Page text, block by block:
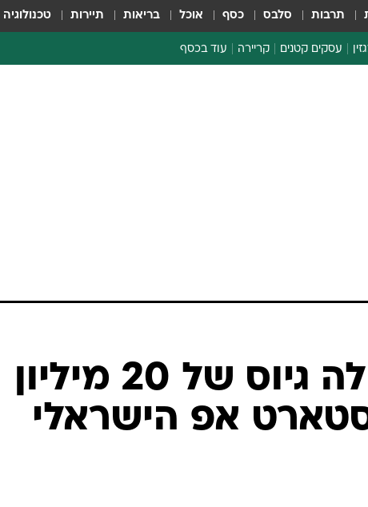
תרבות סלבס כסף אוכל בריאות תיירות טכנולוגיה
עסקים קטנים קריירה עוד בכסף
מייפילד הובילה גיוס של 20 מיליון
אפ הישראלי